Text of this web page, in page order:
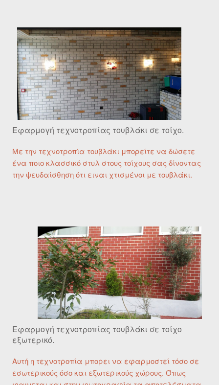
Εφαρμογή τεχνοτροπίας τουβλάκι σε τοίχο.
Με την τεχνοτροπία τουβλάκι μπορείτε να δώσετε
ένα ποιο κλασσικό στυλ στους τοίχους σας δίνοντας
την ψευδαίσθηση ότι ειναι χτισμένοι με τουβλάκι.
Εφαρμογή τεχνοτροπίας τουβλάκι σε τοίχο
εξωτερικό.
Αυτή η τεχνοτροπία μπορει να εφαρμοστεί τόσο σε
εσωτερικούς όσο και εξωτερικούς χώρους. Όπως